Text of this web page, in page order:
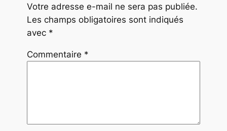
Votre adresse e-mail ne sera pas publiée.
Les champs obligatoires sont indiqués
avec *
Commentaire *